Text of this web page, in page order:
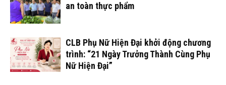
an toàn thực phẩm
CLB Phụ Nữ Hiện Đại khởi động chương
trình: “21 Ngày Trưởng Thành Cùng Phụ
Nữ Hiện Đại”